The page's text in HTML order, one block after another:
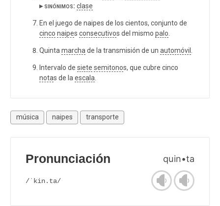
▸ sinónimos: clase
En el juego de naipes de los cientos, conjunto de
cinco naipes consecutivos del mismo palo
Quinta marcha de la transmisión de un automóvil
Intervalo de siete semitonos, que cubre cinco
notas de la escala
música naipes transporte
Pronunciación quin•ta
/ˈkin.ta/